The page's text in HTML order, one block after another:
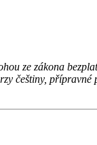
ze zákona
češtiny,